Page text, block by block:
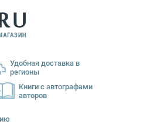
Удобная доставка в
регионы
Книги с автографами
авторов